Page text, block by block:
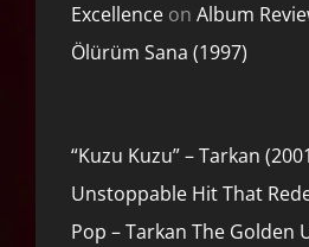
Excellence on Album
Ölürüm Sana (1997)
“Kuzu Kuzu” – Tarkan
Unstoppable Hit That
Pop – Tarkan The Golden